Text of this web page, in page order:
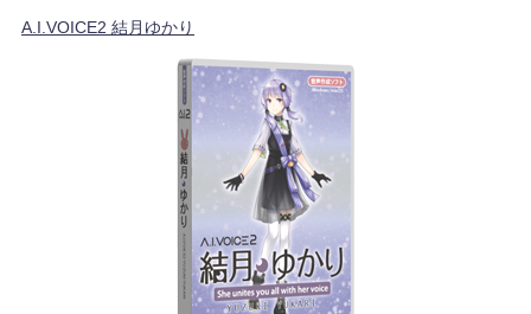
A.I.VOICE2 結月ゆかり